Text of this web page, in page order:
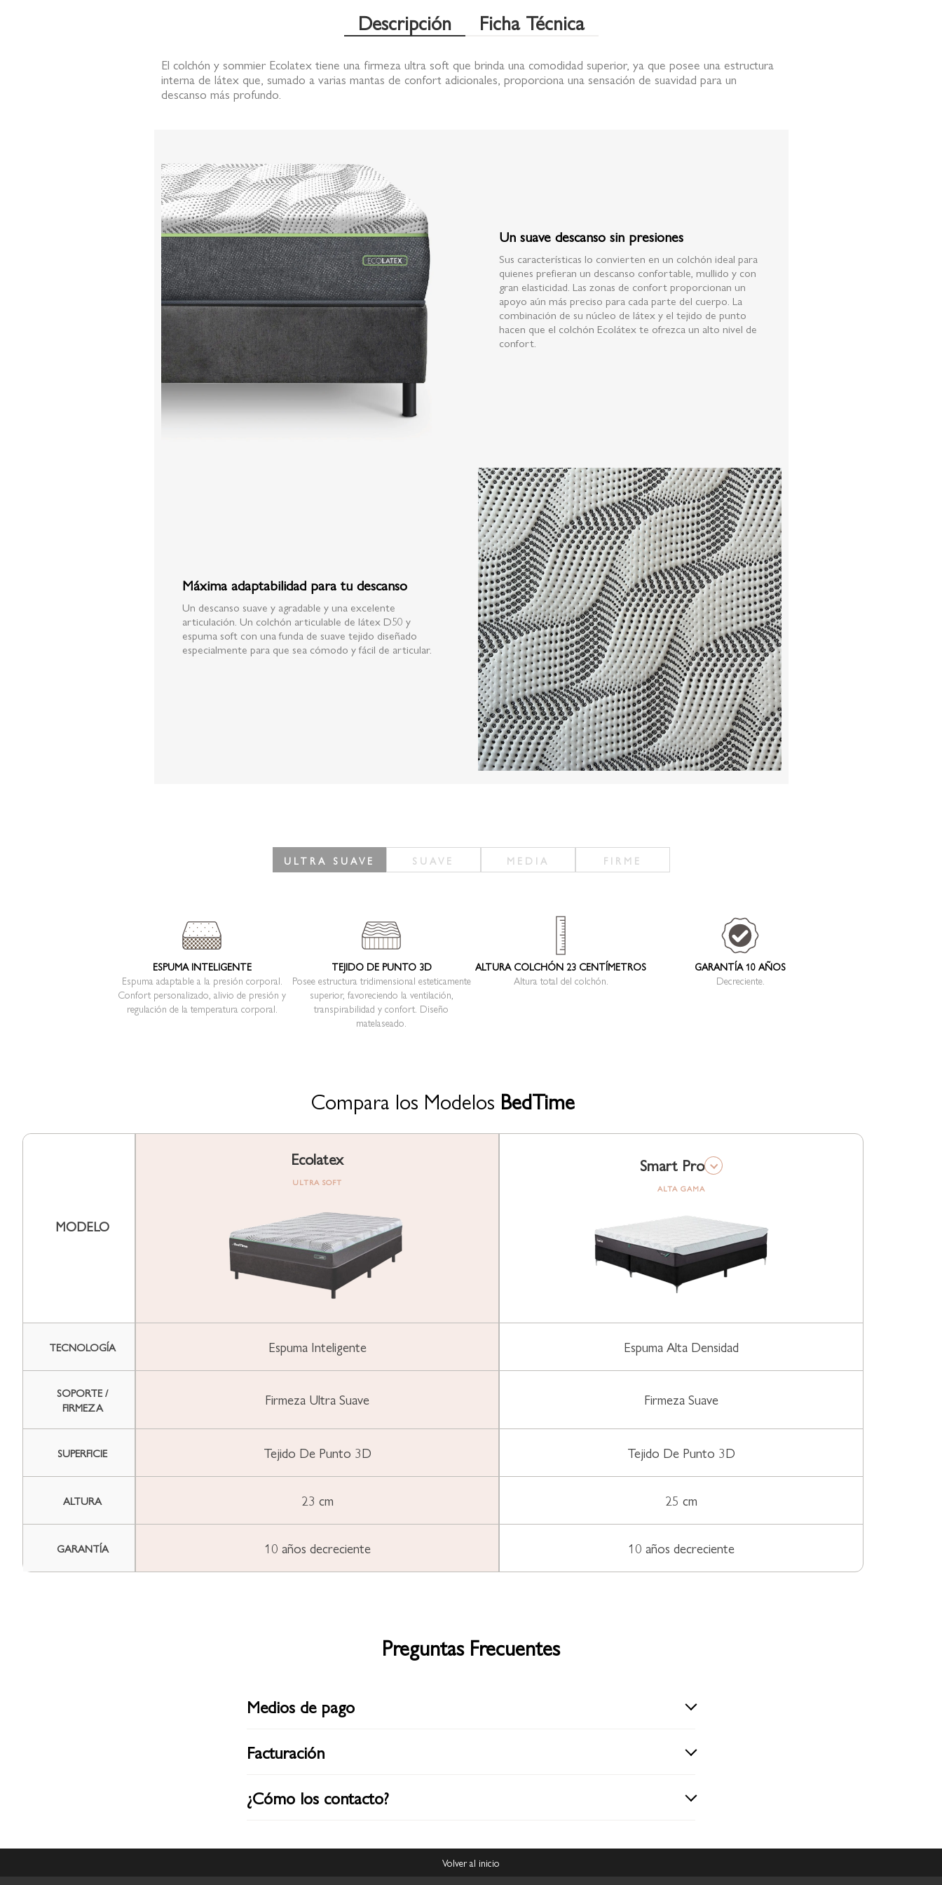
Descripción
El colchón y sommier Ecolatex tiene una firmeza ultra soft que brinda una comodidad superior, ya que posee una estructura
interna de látex que, sumado a varias mantas de confort adicionales, proporciona una sensación de suavidad para un
descanso más profundo.
Un suave descanso sin presiones
Sus características lo convierten en un colchón ideal para
quienes prefieran un descanso confortable, mullido y con
gran elasticidad. Las zonas de confort proporcionan un
apoyo aún más preciso para cada parte del cuerpo. La
combinación de su núcleo de látex y el tejido de punto
hacen que el colchón Ecolátex te ofrezca un alto nivel de
confort.
Máxima adaptabilidad para tu descanso
Un descanso suave y agradable y una excelente
articulación. Un colchón articulable de látex D50 y
espuma soft con una funda de suave tejido diseñado
especialmente para que sea cómodo y fácil de articular.
Ficha Técnica
ESPUMA INTELIGENTE
Espuma adaptable a la presión corporal.
Confort personalizado, alivio de presión y
regulación de la temperatura corporal.
TEJIDO DE PUNTO 3D
Posee estructura tridimensional esteticamente
superior, favoreciendo la ventilación,
transpirabilidad y confort. Diseño
matelaseado.
ALTURA COLCHÓN 23 CENTÍMETROS
Altura total del colchón.
GARANTÍA 10 AÑOS
Decreciente.
Compara los Modelos BedTime
MODELO
Ecolatex
ULTRA SOFT
Smart Pro
ALTA GAMA
TECNOLOGÍA Espuma Inteligente Espuma Alta Densidad
SOPORTE /
FIRMEZA
Firmeza Ultra Suave Firmeza Suave
SUPERFICIE Tejido De Punto 3D Tejido De Punto 3D
ALTURA 23 cm 25 cm
GARANTÍA 10 años decreciente 10 años decreciente
Preguntas Frecuentes
Medios de pago
Facturación
¿Cómo los contacto?
Volver al inicio